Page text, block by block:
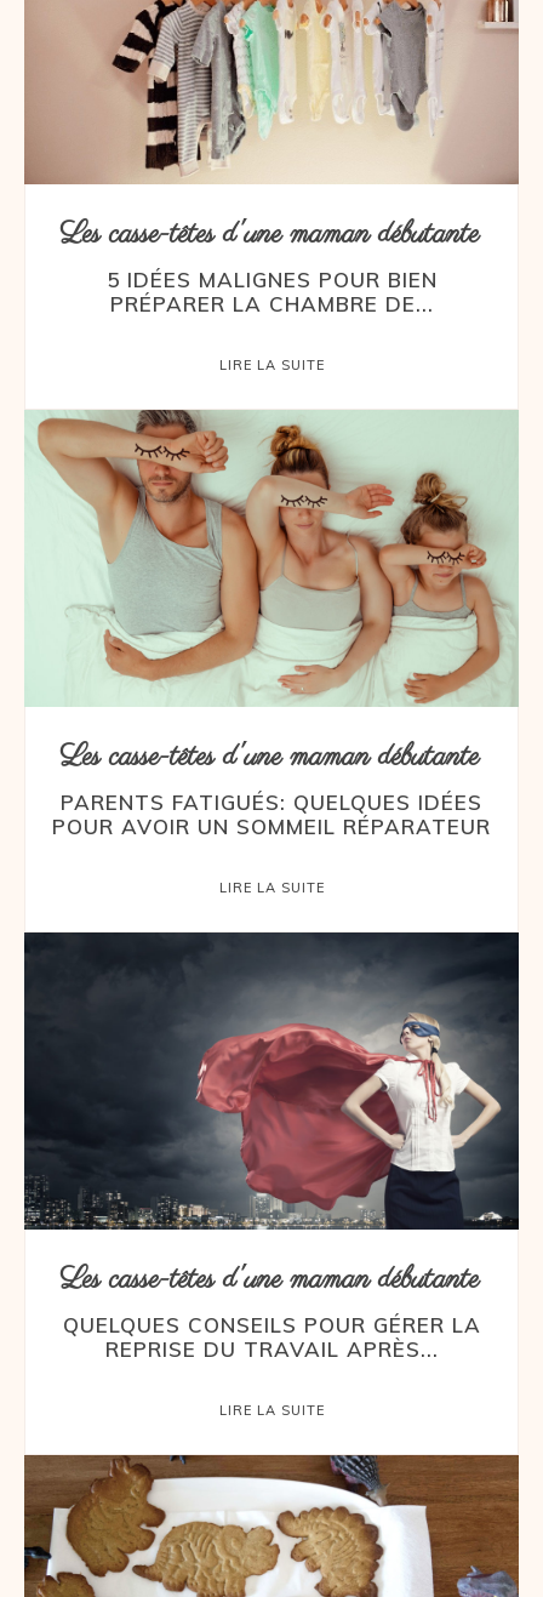
Les casse-têtes d'une maman débutante
5 IDÉES MALIGNES POUR BIEN
PRÉPARER LA CHAMBRE DE...
LIRE LA SUITE
Les casse-têtes d'une maman débutante
PARENTS FATIGUÉS: QUELQUES IDÉES
POUR AVOIR UN SOMMEIL RÉPARATEUR
LIRE LA SUITE
Les casse-têtes d'une maman débutante
QUELQUES CONSEILS POUR GÉRER LA
REPRISE DU TRAVAIL APRÈS...
LIRE LA SUITE